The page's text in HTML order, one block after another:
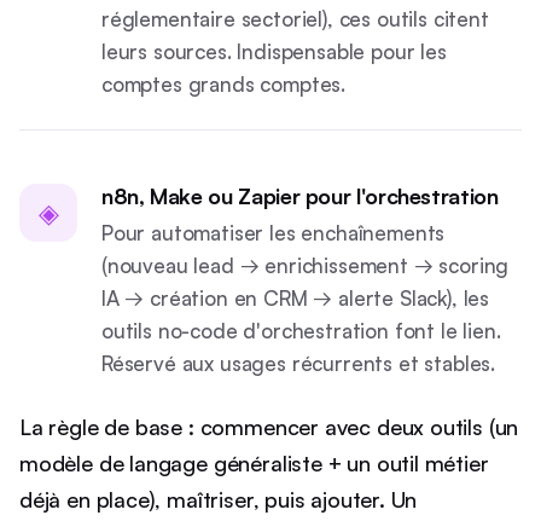
réglementaire sectoriel), ces outils citent
leurs sources. Indispensable pour les
comptes grands comptes.
◈ n8n, Make ou Zapier pour l'orchestration
Pour automatiser les enchaînements
(nouveau lead → enrichissement → scoring
IA → création en CRM → alerte Slack), les
outils no-code d'orchestration font le lien.
Réservé aux usages récurrents et stables.
La règle de base : commencer avec deux outils (un
modèle de langage généraliste + un outil métier
déjà en place), maîtriser, puis ajouter. Un